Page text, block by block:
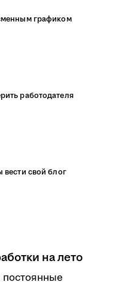
графиком
работодателя
вести свой блог
на лето